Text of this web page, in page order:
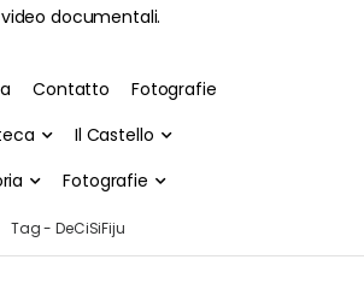
documentali.
Contatto
Fotografie
Il Castello
Fotografie
Tag - DeCiSiFiju